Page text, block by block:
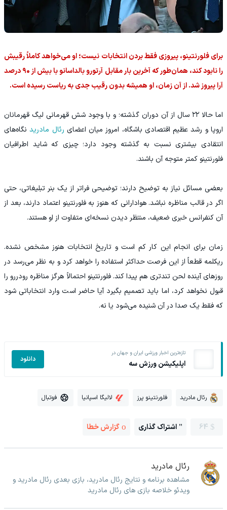
برای فلورنتینو، پیروزی فقط بردن انتخابات نیست؛ او می‌خواهد کاملاً رقیبش
را نابود کند، همان‌طور که آخرین بار مقابل آرتورو بالداسانو با بیش از ۹۰ درصد
آرا پیروز شد. از آن زمان، او همیشه بدون رقیب جدی به ریاست رسیده است.
اما حالا ۲۲ سال از آن دوران گذشته؛ و با وجود شش قهرمانی لیگ قهرمانان
اروپا و رشد عظیم اقتصادی باشگاه، امروز میان اعضای رئال مادریدنگاه‌های
انتقادی بیشتری نسبت به گذشته وجود دارد؛ چیزی که شاید اطرافیان
فلورنتینو کمتر متوجه آن باشند.
بعضی مسائل نیاز به توضیح دارند؛ توضیحی فراتر از یک بنر تبلیغاتی، حتی
اگر در قالب مناظره نباشد. هوادارانی که هنوز به فلورنتینو اعتماد دارند، بعد از
آن کنفرانس خبری ضعیف، منتظر دیدن نسخه‌ای متفاوت از او هستند.
زمان برای انجام این کار کم است و تاریخ انتخابات هنوز مشخص نشده.
ریکلمه قطعاً از این فرصت حداکثر استفاده را خواهد کرد و به نظر می‌رسد در
روزهای آینده لحن تندتری هم پیدا کند. فلورنتینو احتمالاً هرگز مناظره رودررو را
قبول نخواهد کرد، اما باید تصمیم بگیرد آیا حاضر است وارد انتخاباتی شود
که فقط یک صدا در آن شنیده می‌شود یا نه.
تازه‌ترین اخبار ورزشی ایران و جهان در
اپلیکیشن ورزش سه دانلود
رئال مادرید فلورنتینو پرز لالیگا اسپانیا فوتبال
64 اشتراک گذاری گزارش خطا
رئال مادرید
مشاهده برنامه و نتایج رئال مادرید، بازی بعدی رئال مادرید و
ویدئو خلاصه بازی های رئال مادرید